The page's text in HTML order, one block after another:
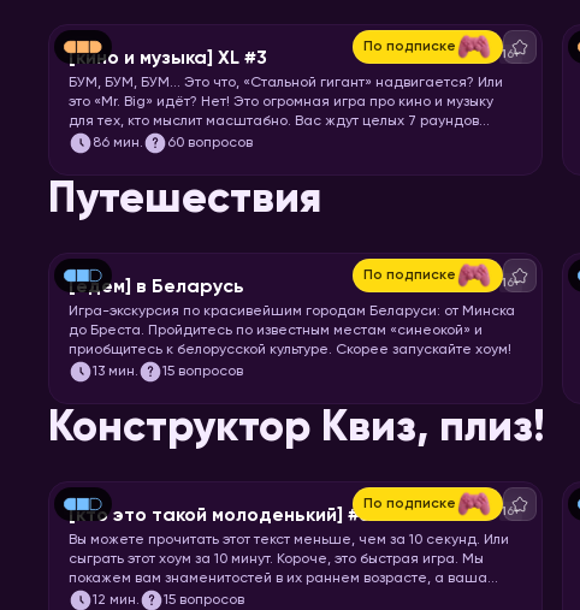
По подписке
[кино и музыка] XL #3 16+
БУМ, БУМ, БУМ… Это что, «Стальной гигант» надвигается? Или
это «Mr. Big» идёт? Нет! Это огромная игра про кино и музыку
для тех, кто мыслит масштабно. Вас ждут целых 7 раундов
песен, клипов, отрывков из фильмов, сериалов и мультфильмов.
86 мин. 60 вопросов
Путешествия
По подписке
[едем] в Беларусь 16+
Игра-экскурсия по красивейшим городам Беларуси: от Минска
до Бреста. Пройдитесь по известным местам «синеокой» и
приобщитесь к белорусской культуре. Скорее запускайте хоум!
13 мин. 15 вопросов
Конструктор Квиз, плиз!
По подписке
[кто это такой молоденький] #5 16+
Вы можете прочитать этот текст меньше, чем за 10 секунд. Или
сыграть этот хоум за 10 минут. Короче, это быстрая игра. Мы
покажем вам знаменитостей в их раннем возрасте, а ваша
задача – узнать их.
12 мин. 15 вопросов